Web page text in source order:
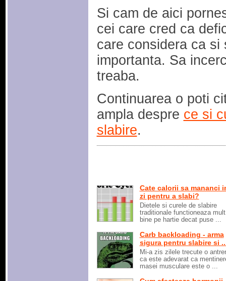
Si cam de aici
cei care cred ca
care considera ca si
importanta. Sa
treaba.
Continuarea o poti
ampla despre ce si
slabire.
Cate calorii sa mananci
zi pentru a slabi?
Dietele si curele de slabire
traditionale functioneaza
bine pe hartie decat puse ...
Carb backloading - arma
sigura pentru slabire si
Mi-a zis zilele trecute o
ca este adevarat ca
masei musculare este o ...